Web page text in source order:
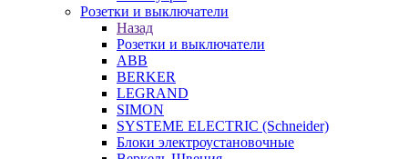
Розетки и выключатели
Назад
Розетки и выключатели
ABB
BERKER
LEGRAND
SIMON
SYSTEME ELECTRIC (Schneider)
Блоки электроустановочные